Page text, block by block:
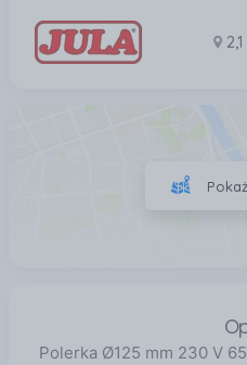
Polerka Ø125 mm 230 V